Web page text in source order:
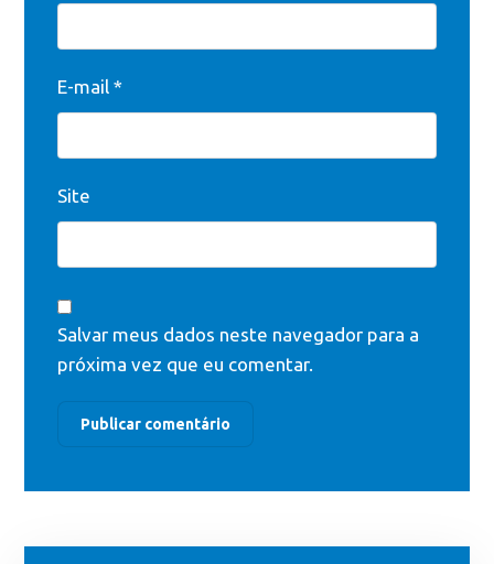
E-mail*
Site
Salvar meus dados neste navegador para a
próxima vez que eu comentar.
Publicar comentário